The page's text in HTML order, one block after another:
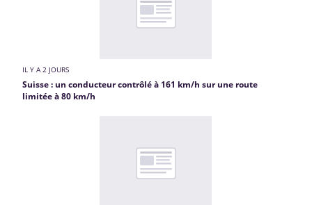
IL Y A 2 JOURS
Suisse : un conducteur contrôlé à 161 km/h sur une route
limitée à 80 km/h